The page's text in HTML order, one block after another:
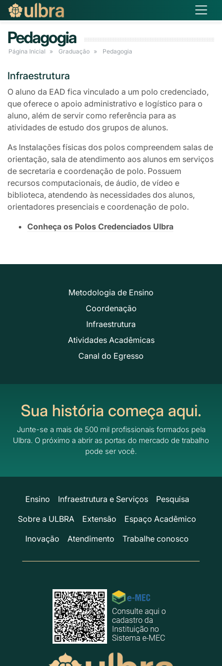
Pedagogia
Página Inicial Graduação Pedagogia
Infraestrutura
O aluno da EAD fica vinculado a um polo credenciado,
que oferece o apoio administrativo e logístico para o
aluno, além de servir como referência para as
atividades de estudo dos grupos de alunos.
As Instalações físicas dos polos compreendem salas de
orientação, sala de atendimento aos alunos em serviços
de secretaria e coordenação de polo. Possuem
recursos computacionais, de áudio, de vídeo e
biblioteca, atendendo às necessidades dos alunos,
orientadores presenciais e coordenação de polo.
Conheça os Polos Credenciados Ulbra
Metodologia de Ensino
Coordenação
Infraestrutura
Atividades Acadêmicas
Canal do Egresso
Sua história começa aqui.
Junte-se a mais de 500 mil profissionais formados pela
Ulbra. O próximo a abrir as portas do mercado de trabalho
pode ser você.
Ensino Infraestrutura e Serviços
Pesquisa
Sobre a ULBRA
Extensão
Espaço Acadêmico
Inovação
Atendimento Trabalhe conosco